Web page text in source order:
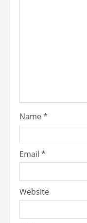
Name*
Email *
Website